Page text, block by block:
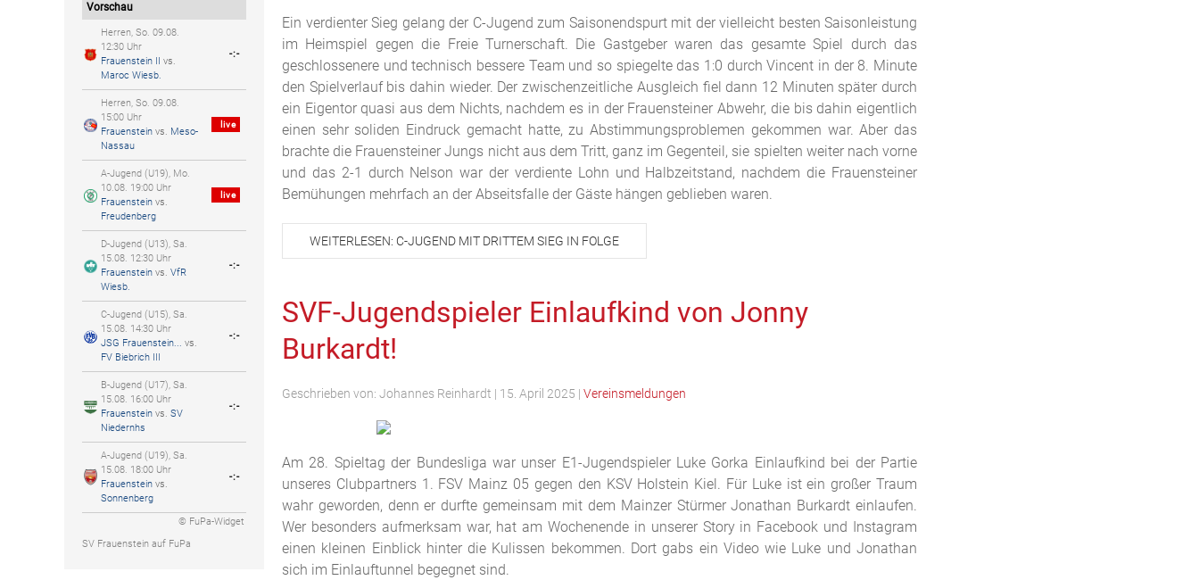
Vorschau
Herren, So. 09.08.
12:30 Uhr
Frauenstein II
vs.
Maroc Wiesb.
-:-
Herren, So. 09.08.
15:00 Uhr
Frauenstein vs. Meso-
Nassau
live
A-Jugend (U19), Mo.
10.08. 19:00 Uhr
Frauenstein vs.
Freudenberg
live
D-Jugend (U13), Sa.
15.08. 12:30 Uhr
Frauenstein vs. VfR
Wiesb.
-:-
C-Jugend (U15), Sa.
15.08. 14:30 Uhr
JSG Frauenstein... vs.
FV Biebrich III
-:-
B-Jugend (U17), Sa.
15.08. 16:00 Uhr
Frauenstein vs. SV
Niedernhs
-:-
A-Jugend (U19), Sa.
15.08. 18:00 Uhr
Frauenstein vs.
Sonnenberg
-:-
© FuPa-Widget
SV Frauenstein auf FuPa
Ein verdienter Sieg gelang der C-Jugend zum Saisonendspurt mit der vielleicht besten Saisonleistung
im Heimspiel gegen die Freie Turnerschaft. Die Gastgeber waren das gesamte Spiel durch das
geschlossenere und technisch bessere Team und so spiegelte das 1:0 durch Vincent in der 8. Minute
den Spielverlauf bis dahin wieder. Der zwischenzeitliche Ausgleich fiel dann 12 Minuten später durch
ein Eigentor quasi aus dem Nichts, nachdem es in der Frauensteiner Abwehr, die bis dahin eigentlich
einen sehr soliden Eindruck gemacht hatte, zu Abstimmungsproblemen gekommen war. Aber das
brachte die Frauensteiner Jungs nicht aus dem Tritt, ganz im Gegenteil, sie spielten weiter nach vorne
und das 2-1 durch Nelson war der verdiente Lohn und Halbzeitstand, nachdem die Frauensteiner
Bemühungen mehrfach an der Abseitsfalle der Gäste hängen geblieben waren.
WEITERLESEN: C-JUGEND MIT DRITTEM SIEG IN FOLGE
SVF-Jugendspieler Einlaufkind von Jonny
Burkardt!
Geschrieben von: Johannes Reinhardt | 15. April 2025 | Vereinsmeldungen
Am 28. Spieltag der Bundesliga war unser E1-Jugendspieler Luke Gorka Einlaufkind bei der Partie
unseres Clubpartners 1. FSV Mainz 05 gegen den KSV Holstein Kiel. Für Luke ist ein großer Traum
wahr geworden, denn er durfte gemeinsam mit dem Mainzer Stürmer Jonathan Burkardt einlaufen.
Wer besonders aufmerksam war, hat am Wochenende in unserer Story in Facebook und Instagram
einen kleinen Einblick hinter die Kulissen bekommen. Dort gabs ein Video wie Luke und Jonathan
sich im Einlauftunnel begegnet sind.